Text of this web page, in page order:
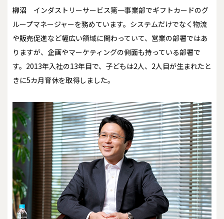
柳沼
インダストリーサービス第一事業部でギフトカードのグ
ループマネージャーを務めています。システムだけでなく物流
や販売促進など幅広い領域に関わっていて、営業の部署ではあ
りますが、企画やマーケティングの側面も持っている部署で
す。2013年入社の13年目で、子どもは2人、2人目が生まれたと
きに5カ月育休を取得しました。